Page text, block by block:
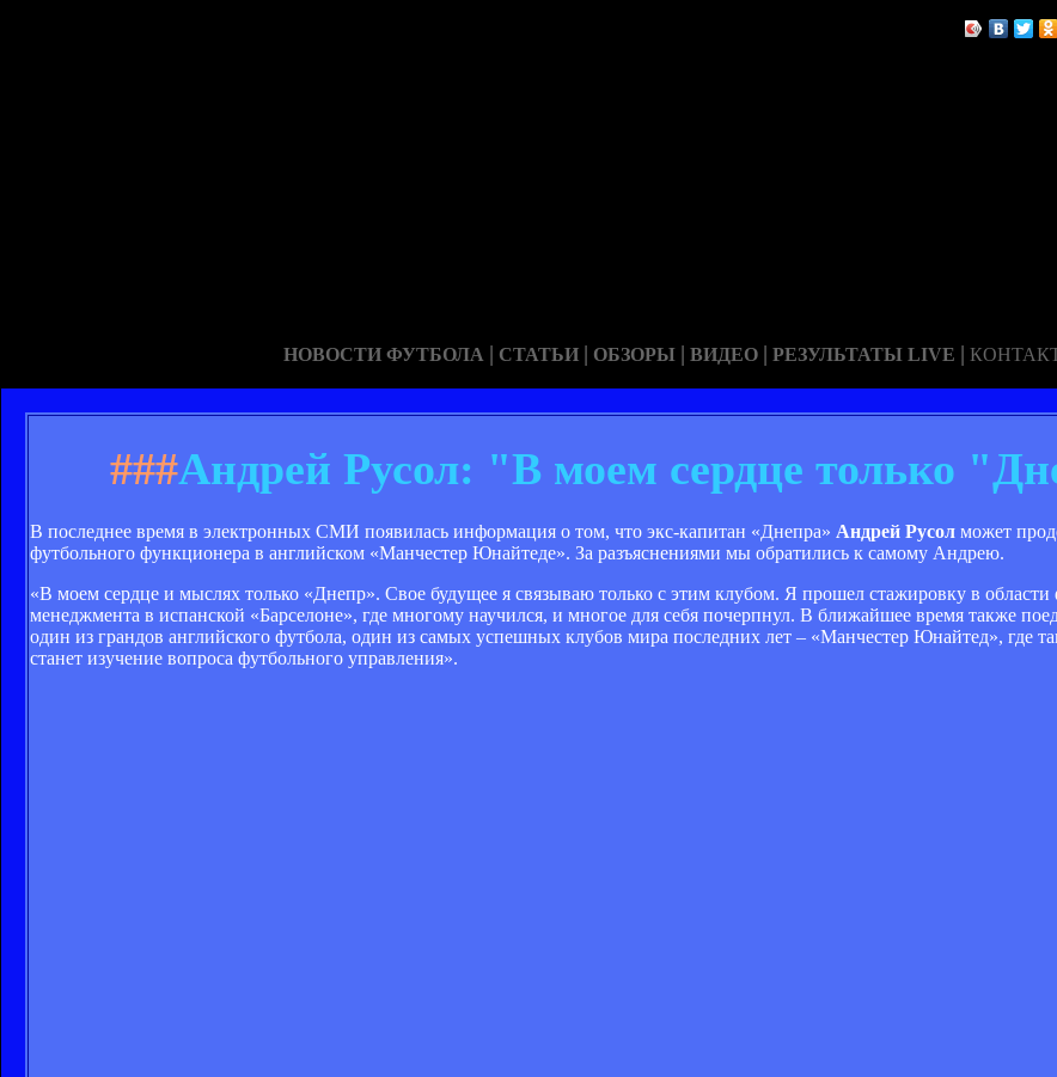
НОВОСТИ ФУТБОЛА | СТАТЬИ | ОБЗОРЫ | ВИДЕО | РЕЗУЛЬТАТЫ LIVE |
###Андрей Русол: "В моем сердце только
В последнее время в электронных СМИ появилась информация о том, что экс-капитан «Днепра» Андрей Русол может
футбольного функционера в английском «Манчестер Юнайтеде». За разъяснениями мы обратились к самому Андрею.
«В моем сердце и мыслях только «Днепр». Свое будущее я связываю только с этим клубом. Я прошел стажировку в области
менеджмента в испанской «Барселоне», где многому научился, и многое для себя почерпнул. В ближайшее время также
один из грандов английского футбола, один из самых успешных клубов мира последних лет – «Манчестер Юнайтед», где
станет изучение вопроса футбольного управления».